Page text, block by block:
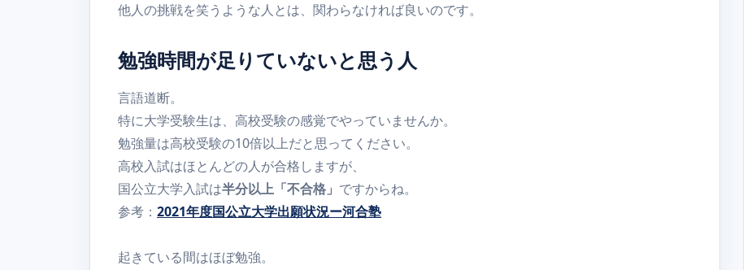
他人の挑戦を笑うような人とは、関わらなければ良いのです。
勉強時間が足りていないと思う人
言語道断。
特に大学受験生は、高校受験の感覚でやっていませんか。
勉強量は高校受験の10倍以上だと思ってください。
高校入試はほとんどの人が合格しますが、
国公立大学入試は半分以上「不合格」 ですからね。
参考： 2021年度国公立大学出願状況ー河合塾
起きている間はほぼ勉強。